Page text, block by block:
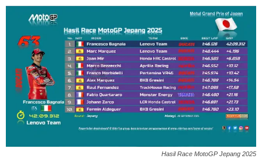
Hasil Race MotoGP Jepang 2025